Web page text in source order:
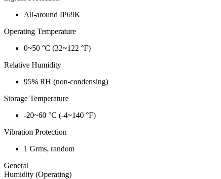
All-around IP69K
Operating Temperature
0~50 °C (32~122 °F)
Relative Humidity
95% RH (non-condensing)
Storage Temperature
-20~60 °C (-4~140 °F)
Vibration Protection
1 Grms, random
General
Humidity (Operating)